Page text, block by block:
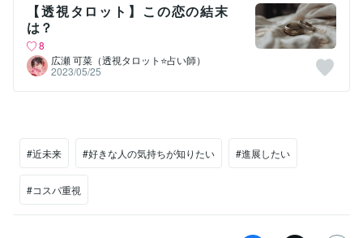
【透視タロット】この恋の結末
は？
8
広瀬 可菜（透視タロット⭐占い師）
2023/05/25
#近未来 #好きな人の気持ちが知りたい #進展したい
#コスパ重視